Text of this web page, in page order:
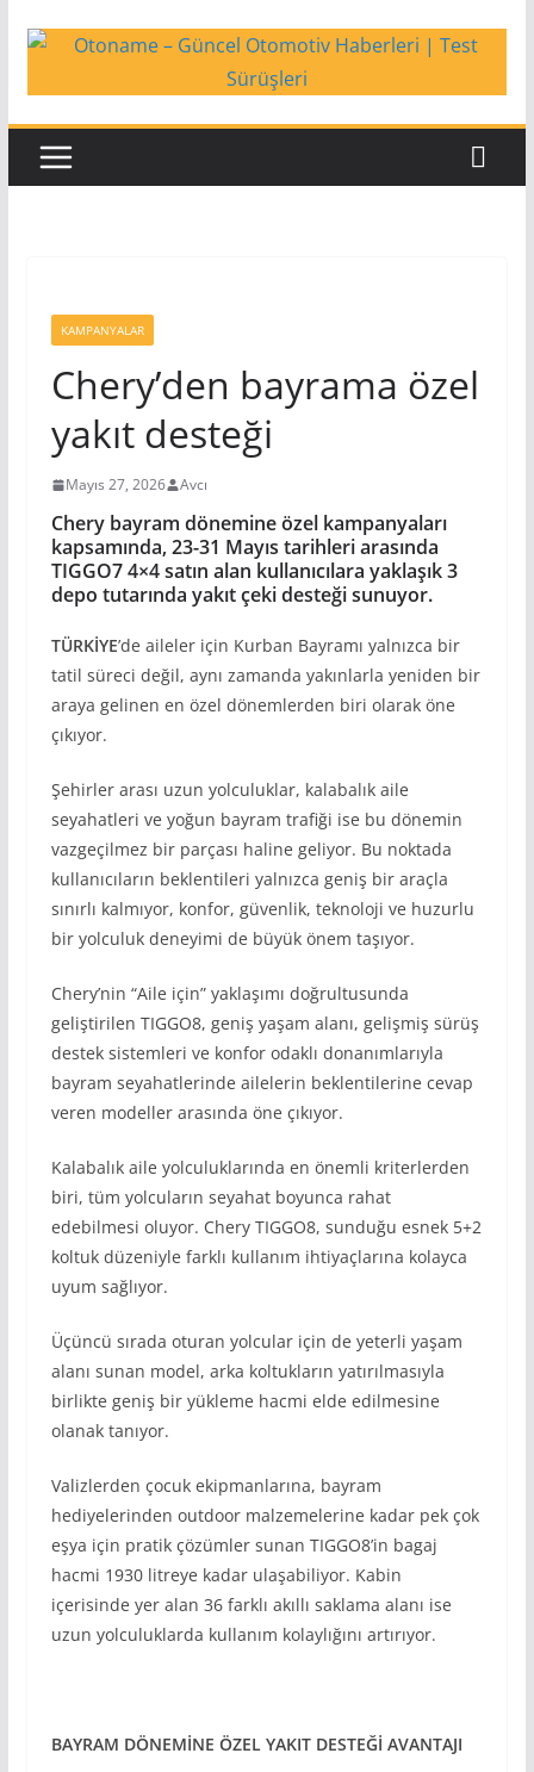
KAMPANYALAR
Chery’den bayrama özel
yakıt desteği
Mayıs 27, 2026 Avcı
Chery bayram dönemine özel kampanyaları
kapsamında, 23-31 Mayıs tarihleri arasında
TIGGO7 4×4 satın alan kullanıcılara yaklaşık 3
depo tutarında yakıt çeki desteği sunuyor.
TÜRKİYE’de aileler için Kurban Bayramı yalnızca bir
tatil süreci değil, aynı zamanda yakınlarla yeniden bir
araya gelinen en özel dönemlerden biri olarak öne
çıkıyor.
Şehirler arası uzun yolculuklar, kalabalık aile
seyahatleri ve yoğun bayram trafiği ise bu dönemin
vazgeçilmez bir parçası haline geliyor. Bu noktada
kullanıcıların beklentileri yalnızca geniş bir araçla
sınırlı kalmıyor, konfor, güvenlik, teknoloji ve huzurlu
bir yolculuk deneyimi de büyük önem taşıyor.
Chery’nin “Aile için” yaklaşımı doğrultusunda
geliştirilen TIGGO8, geniş yaşam alanı, gelişmiş sürüş
destek sistemleri ve konfor odaklı donanımlarıyla
bayram seyahatlerinde ailelerin beklentilerine cevap
veren modeller arasında öne çıkıyor.
Kalabalık aile yolculuklarında en önemli kriterlerden
biri, tüm yolcuların seyahat boyunca rahat
edebilmesi oluyor. Chery TIGGO8, sunduğu esnek 5+2
koltuk düzeniyle farklı kullanım ihtiyaçlarına kolayca
uyum sağlıyor.
Üçüncü sırada oturan yolcular için de yeterli yaşam
alanı sunan model, arka koltukların yatırılmasıyla
birlikte geniş bir yükleme hacmi elde edilmesine
olanak tanıyor.
Valizlerden çocuk ekipmanlarına, bayram
hediyelerinden outdoor malzemelerine kadar pek çok
eşya için pratik çözümler sunan TIGGO8’in bagaj
hacmi 1930 litreye kadar ulaşabiliyor. Kabin
içerisinde yer alan 36 farklı akıllı saklama alanı ise
uzun yolculuklarda kullanım kolaylığını artırıyor.
BAYRAM DÖNEMİNE ÖZEL YAKIT DESTEĞİ AVANTAJI